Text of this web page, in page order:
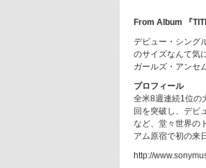
From Album 『
デビュー・シング
のサイズなんて気
ガールズ・アンセ
プロフィール
全米8週連続1位の
回を突破し、デビ
など、堂々世界の
アム原宿で初の来
http://